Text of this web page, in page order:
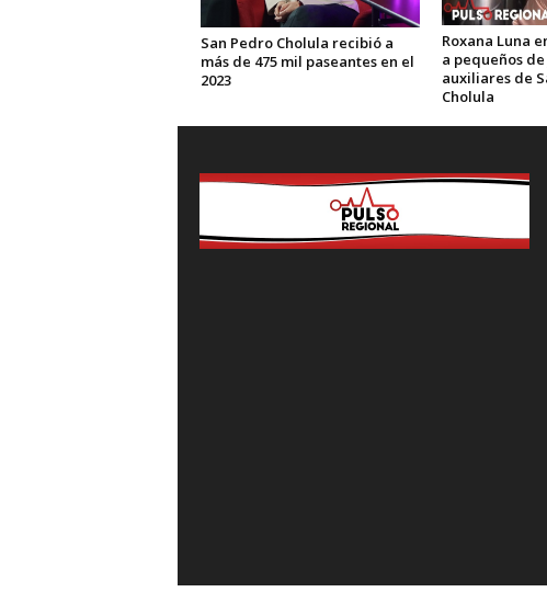
San Pedro Cholula recibió a
más de 475 mil paseantes en el
2023
Roxana Luna
a pequeños
auxiliares de
Cholula